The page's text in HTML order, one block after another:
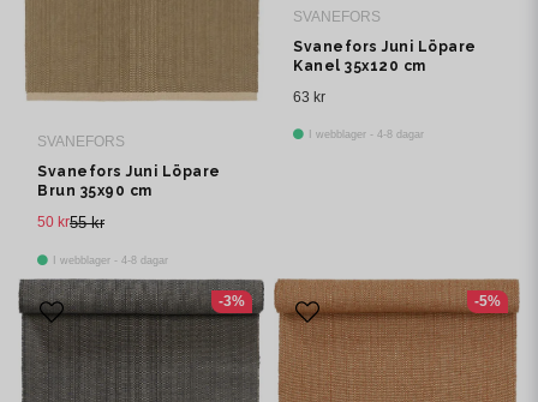
SVANEFORS
Svanefors Juni Löpare
Brun 35x90 cm
55 kr
50 kr
I webblager - 4-8 dagar
SVANEFORS
Svanefors Juni Löpare
Kanel 35x120 cm
63 kr
I webblager - 4-8 dagar
-3% -5%